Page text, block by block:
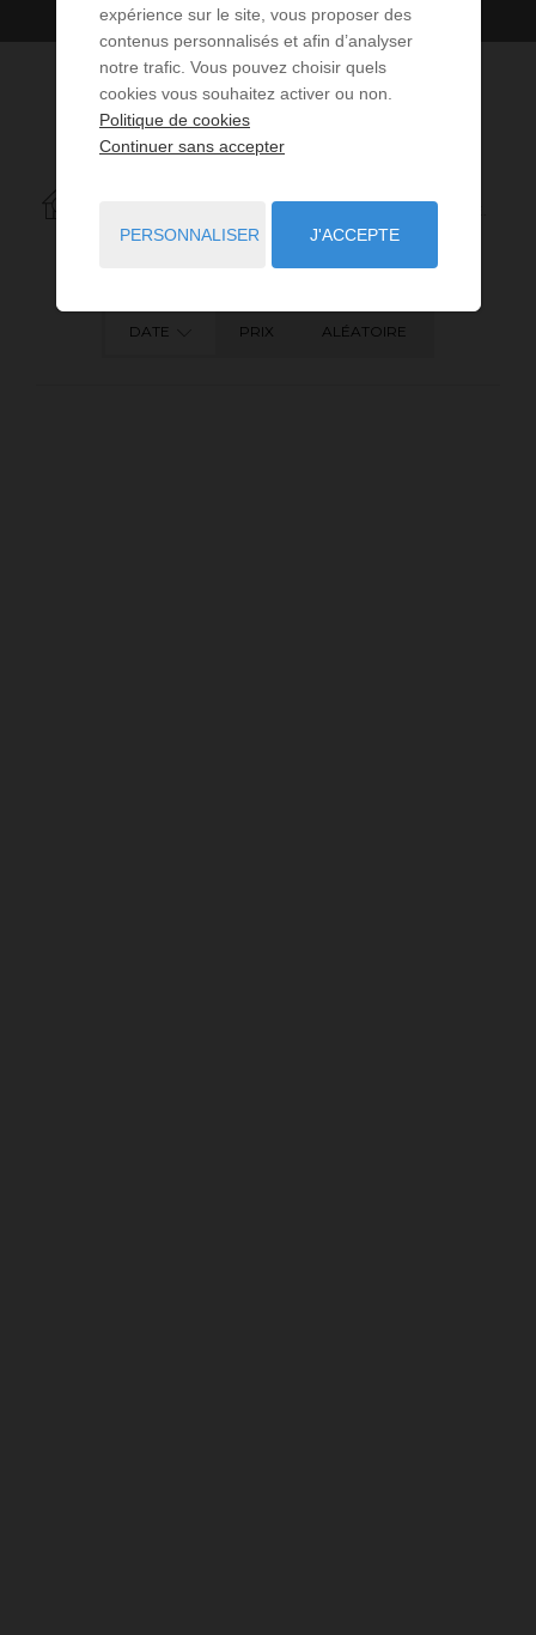
ANNONCES CORRESPONDANT À VOTRE RECHERCHE.
DATE PRIX ALÉATOIRE
expérience sur le site, vous proposer des
contenus personnalisés et afin d’analyser
notre trafic. Vous pouvez choisir quels
cookies vous souhaitez activer ou non.
Politique de cookies
Continuer sans accepter
PERSONNALISER J'ACCEPTE